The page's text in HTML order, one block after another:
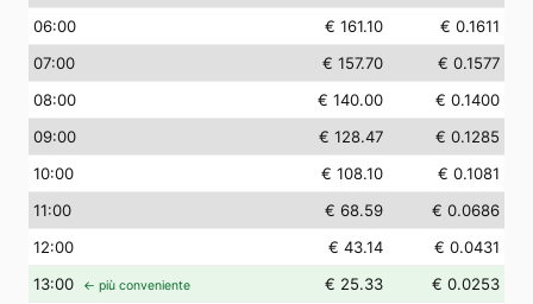
06:00 € 161.10
€ 0.1611
07:00 € 157.70
€ 0.1577
08:00 € 140.00
€ 0.1400
09:00 € 128.47
€ 0.1285
10:00 € 108.10
€ 0.1081
11:00 € 68.59
€ 0.0686
12:00 € 43.14
€ 0.0431
13:00 ← più conveniente € 25.33
€ 0.0253